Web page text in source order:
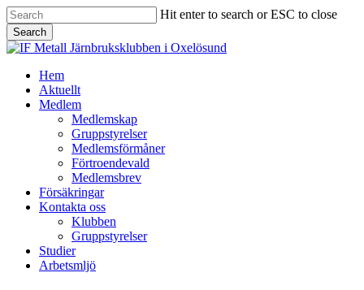
Skip
to
main
content
Hit enter to search or ESC to close
Search
Close
Menu
Hem
Aktuellt
Medlem
Medlemskap
Gruppstyrelser
Medlemsförmåner
Förtroendevald
Medlemsbrev
Försäkringar
Kontakta oss
Klubben
Gruppstyrelser
Studier
Arbetsmljö